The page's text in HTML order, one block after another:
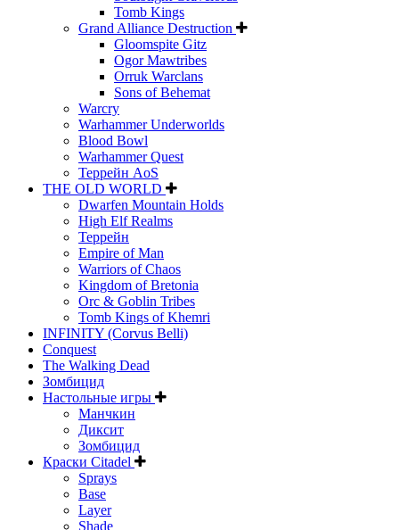
Tomb Kings
Grand Alliance Destruction
Gloomspite Gitz
Ogor Mawtribes
Orruk Warclans
Sons of Behemat
Warcry
Warhammer Underworlds
Blood Bowl
Warhammer Quest
Террейн AoS
THE OLD WORLD
Dwarfen Mountain Holds
High Elf Realms
Террейн
Empire of Man
Warriors of Chaos
Kingdom of Bretonia
Orc & Goblin Tribes
Tomb Kings of Khemri
INFINITY (Corvus Belli)
Conquest
The Walking Dead
Зомбицид
Настольные игры
Манчкин
Диксит
Зомбицид
Краски Citadel
Sprays
Base
Layer
Shade